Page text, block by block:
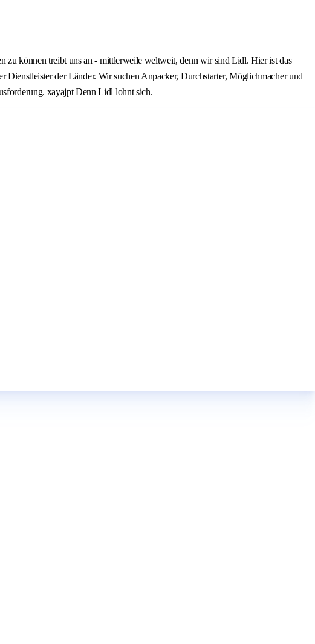
zu können treibt uns an - mittlerweile weltweit, denn wir sind Lidl. Hier ist das
der Länder. Wir suchen Anpacker, Durchstarter, Möglichmacher und
xayajpt Denn Lidl lohnt sich.